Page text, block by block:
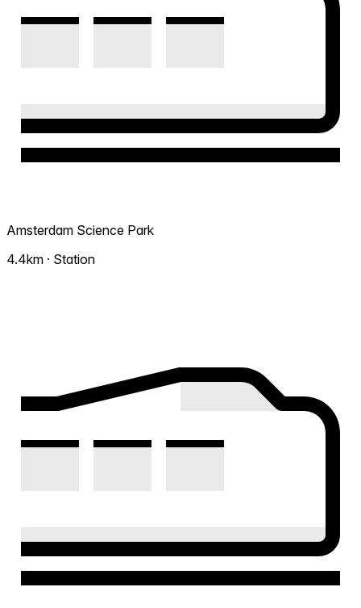
Amsterdam Science Park
4.4km · Station